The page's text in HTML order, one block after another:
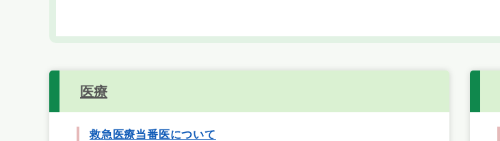
医療
救急医療当番医について